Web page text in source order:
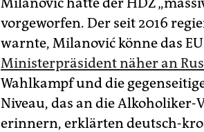
vorgeworfen. Der seit 2016
warnte, Milanović könne das
Ministerpräsident näher an
Wahlkampf und die
Niveau, das an die
erinnern, erklärten deutsch-